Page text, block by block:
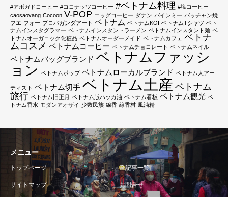
#アボガドコーヒー #ココナッツコーヒー #ベトナム料理 #塩コーヒー
caosaovang Cocoon V-POP エッグコーヒー ダナン バインミー バッチャン焼
フエ フォー プロパガンダアート ベトナム ベトナムKOI ベトナムTシャツ ベト
ナムインスタグラマー ベトナムインスタントラーメン ベトナムインスタント麺 ベ
トナムオーガニック化粧品 ベトナムオーダーメイド ベトナムカフェ ベトナ
ムコスメ ベトナムコーヒー ベトナムチョコレート ベトナムネイル
ベトナムバッグブランド ベトナムファッシ
ョン ベトナムポップ ベトナムローカルブランド ベトナム人アー
ティスト ベトナム切手 ベトナム土産 ベトナム
旅行 ベトナム旧正月 ベトナム版ハッカ油 ベトナム看板 ベトナム観光 ベ
トナム香水 モダンアオザイ 少数民族 線香 線香村 風油精
メニュー
トップページ 全記事一覧
サイトマップ お問合せ